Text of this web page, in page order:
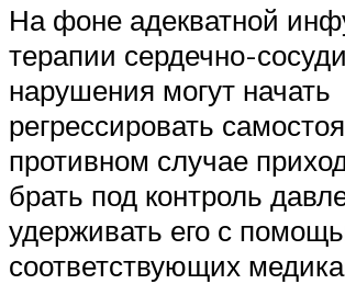
На фоне адекватной
терапии сердечно-
нарушения могут начать
регрессировать
противном случае
брать под контроль
удерживать его с
соответствующих